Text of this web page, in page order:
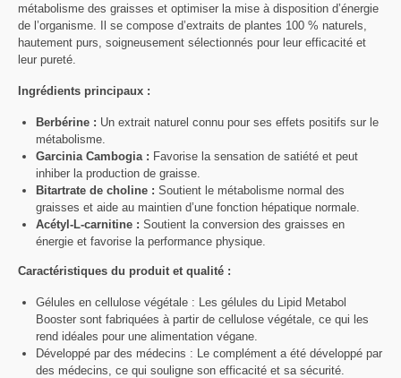
métabolisme des graisses et optimiser la mise à disposition d’énergie
de l’organisme. Il se compose d’extraits de plantes 100 % naturels,
hautement purs, soigneusement sélectionnés pour leur efficacité et
leur pureté.
Ingrédients principaux :
Berbérine : Un extrait naturel connu pour ses effets positifs sur le
métabolisme.
Garcinia Cambogia : Favorise la sensation de satiété et peut
inhiber la production de graisse.
Bitartrate de choline : Soutient le métabolisme normal des
graisses et aide au maintien d’une fonction hépatique normale.
Acétyl-L-carnitine : Soutient la conversion des graisses en
énergie et favorise la performance physique.
Caractéristiques du produit et qualité :
Gélules en cellulose végétale : Les gélules du Lipid Metabol
Booster sont fabriquées à partir de cellulose végétale, ce qui les
rend idéales pour une alimentation végane.
Développé par des médecins : Le complément a été développé par
des médecins, ce qui souligne son efficacité et sa sécurité.